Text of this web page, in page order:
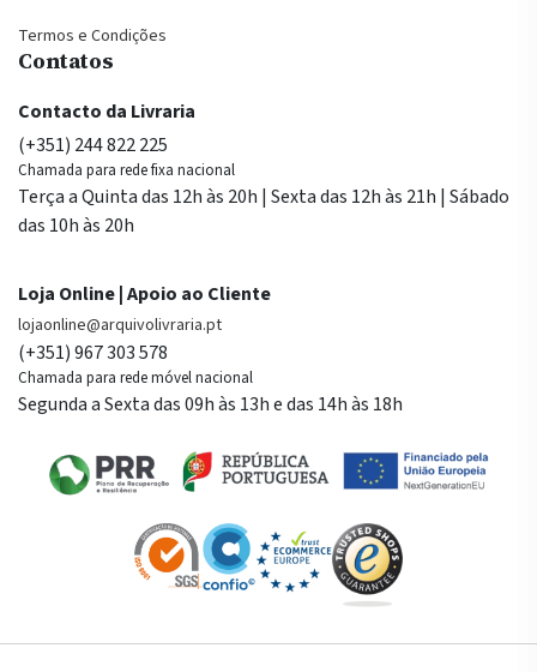
Termos e Condições
Contatos
Contacto da Livraria
(+351) 244 822 225
Chamada para rede fixa nacional
Terça a Quinta das 12h às 20h | Sexta das 12h às 21h | Sábado
das 10h às 20h
Loja Online | Apoio ao Cliente
lojaonline@arquivolivraria.pt
(+351) 967 303 578
Chamada para rede móvel nacional
Segunda a Sexta das 09h às 13h e das 14h às 18h